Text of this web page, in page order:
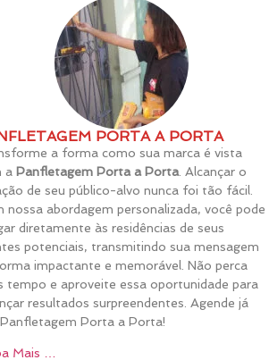
PORTA A PORTA
a forma como sua marca é vista
a Panfletagem Porta a Porta. Alcançar o
de seu público-alvo nunca foi tão fácil.
nossa abordagem personalizada, você pode
diretamente às residências de seus
potenciais, transmitindo sua mensagem
impactante e memorável. Não perca
tempo e aproveite essa oportunidade para
resultados surpreendentes. Agende já
Porta a Porta!
Mais …